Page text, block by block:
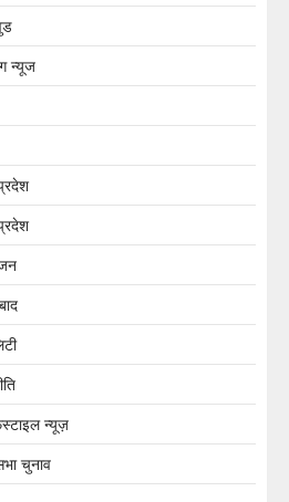
न्यूज
न्यूज़
चुनाव